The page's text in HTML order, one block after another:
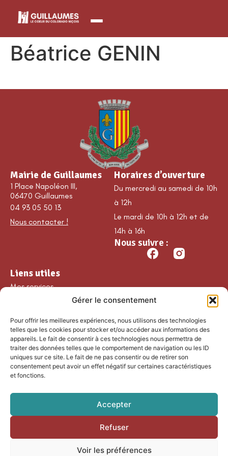
Gérer le consentement
Pour offrir les meilleures expériences, nous utilisons des technologies
telles que les cookies pour stocker et/ou accéder aux informations des
appareils. Le fait de consentir à ces technologies nous permettra de
traiter des données telles que le comportement de navigation ou les ID
uniques sur ce site. Le fait de ne pas consentir ou de retirer son
consentement peut avoir un effet négatif sur certaines caractéristiques
et fonctions.
Accepter
Refuser
Voir les préférences
principal
Béatrice GENIN
Mairie de Guillaumes
1 Place Napoléon III,
06470 Guillaumes
04 93 05 50 13
Nous contacter !
Horaires d’ouverture
Du mercredi au samedi de 10h
à 12h
Le mardi de 10h à 12h et de
14h à 16h
Nous suivre :
Liens utiles
Mes services
Nos loisirs
Agenda
Les temps forts
Partenaires et
Accessibilité
Mentions légales
Plan du site